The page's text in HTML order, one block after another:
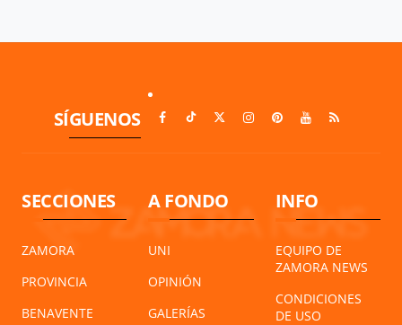
SÍGUENOS
SECCIONES
ZAMORA
PROVINCIA
BENAVENTE
A FONDO
UNI
OPINIÓN
GALERÍAS
INFO
EQUIPO DE
ZAMORA NEWS
CONDICIONES
DE USO